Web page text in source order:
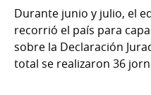
Durante junio y julio, el
recorrió el país para
sobre la Declaración
total se realizaron 36